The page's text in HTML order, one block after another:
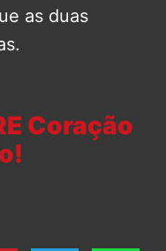
as duas
Coração